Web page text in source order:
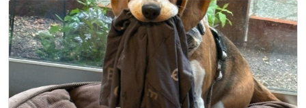
ト
数
ね
数